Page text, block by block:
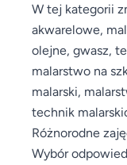
W tej kategorii
akwarelowe,
olejne, gwasz,
malarstwo na
malarski,
technik
Różnorodne
Wybór